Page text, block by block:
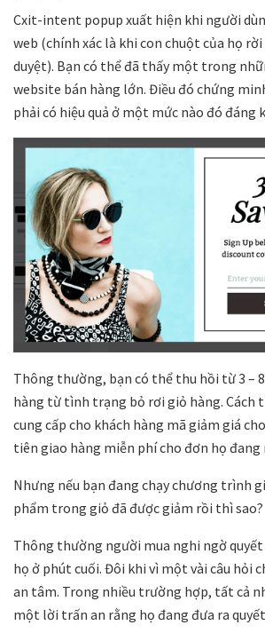
Cxit-intent popup xuất hiện khi người
web (chính xác là khi con chuột của họ
duyệt). Bạn có thể đã thấy một trong
website bán hàng lớn. Điều đó chứng
phải có hiệu quả ở một mức nào đó đáng
Thông thường, bạn có thể thu hồi từ 3 –
hàng từ tình trạng bỏ rơi giỏ hàng. Cách
cung cấp cho khách hàng mã giảm giá
tiên giao hàng miễn phí cho đơn họ đang
Nhưng nếu bạn đang chạy chương trình
phẩm trong giỏ đã được giảm rồi thì sao?
Thông thường người mua nghi ngờ
họ ở phút cuối. Đôi khi vì một vài câu hỏi
an tâm. Trong nhiều trường hợp, tất cả
một lời trấn an rằng họ đang đưa ra